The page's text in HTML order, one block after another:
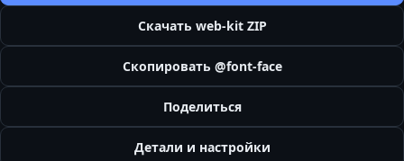
Скачать web-kit ZIP
Скопировать @font-face
Поделиться
Детали и настройки